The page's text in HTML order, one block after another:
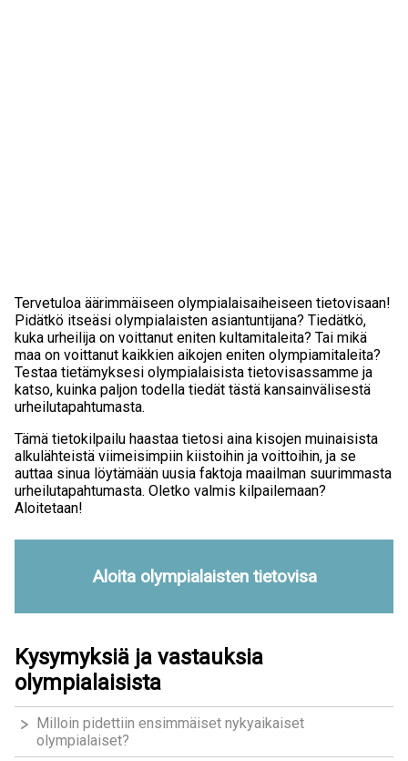
Tervetuloa äärimmäiseen olympialaisaiheiseen tietovisaan!
Pidätkö itseäsi olympialaisten asiantuntijana? Tiedätkö,
kuka urheilija on voittanut eniten kultamitaleita? Tai mikä
maa on voittanut kaikkien aikojen eniten olympiamitaleita?
Testaa tietämyksesi olympialaisista tietovisassamme ja
katso, kuinka paljon todella tiedät tästä kansainvälisestä
urheilutapahtumasta.
Tämä tietokilpailu haastaa tietosi aina kisojen muinaisista
alkulähteistä viimeisimpiin kiistoihin ja voittoihin, ja se
auttaa sinua löytämään uusia faktoja maailman suurimmasta
urheilutapahtumasta. Oletko valmis kilpailemaan?
Aloitetaan!
Aloita olympialaisten tietovisa
Kysymyksiä ja vastauksia
olympialaisista
Milloin pidettiin ensimmäiset nykyaikaiset
olympialaiset?